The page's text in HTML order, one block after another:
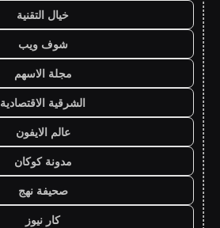
خيال التقنية
شوف ويب
مجلة الاسهم
الشرقية الاقتصادية
عالم الايفون
مدونة كوكان
صحيفة نهج
كار نيوز